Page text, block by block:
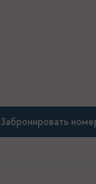
Забронировать